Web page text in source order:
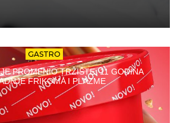
GASTRO
PROMENIO TRŽIŠTE: 11 GODINA
FRIKOMA I PLAZME